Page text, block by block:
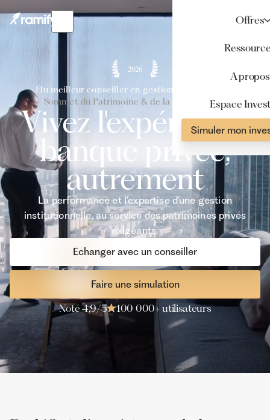
Offres
A propos
Espace
Simuler mon
2026
Élu meilleur conseiller en gestion de patrimoine
- Sommet du Patrimoine & de la Performance -
Vivez l'expérience
banque privée,
autrement
La performance et l’expertise d’une gestion
institutionnelle, au service des patrimoines privés
exigeants.
Faire une simulation
Echanger avec un conseiller
Noté 4,9/5 100 000+ utilisateurs